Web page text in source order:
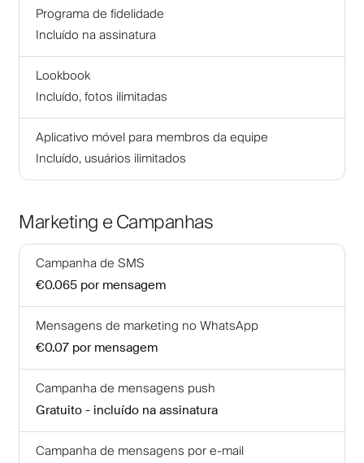
Programa de fidelidade
Incluído na assinatura
Lookbook
Incluído, fotos ilimitadas
Aplicativo móvel para membros da equipe
Incluído, usuários ilimitados
Marketing e Campanhas
Campanha de SMS
€0.065 por mensagem
Mensagens de marketing no WhatsApp
€0.07 por mensagem
Campanha de mensagens push
Gratuito - incluído na assinatura
Campanha de mensagens por e-mail